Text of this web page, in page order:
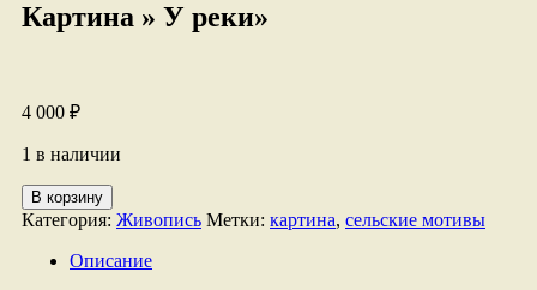
Картина » У реки»
4 000 ₽
1 в наличии
Количество
товара
Картина
В корзину
Категория: Живопись Метки: картина, сельские мотивы
Описание